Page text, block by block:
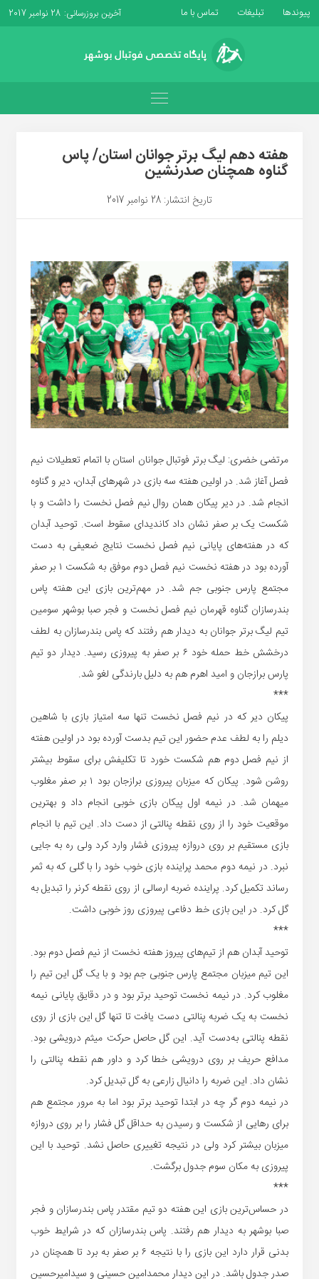
پیوندها تبلیغات تماس با ما آخرین بروزرسانی: 28 نوامبر 2017
هفته دهم لیگ برتر جوانان استان/ پاس
گناوه همچنان صدرنشین
تاریخ انتشار: 28 نوامبر 2017
مرتضی خضری: لیگ برتر فوتبال جوانان استان با اتمام تعطیلات نیم
فصل آغاز شد. در اولین هفته سه بازی در شهرهای آبدان، دیر و گناوه
انجام شد. در دیر پیکان همان روال نیم فصل نخست را داشت و با
شکست یک بر صفر نشان داد کاندیدای سقوط است. توحید آبدان
که در هفته‌های پایانی نیم فصل نخست نتایج ضعیفی به دست
آورده بود در هفته نخست نیم فصل دوم موفق به شکست ۱ بر صفر
مجتمع پارس جنوبی جم شد. در مهم‌ترین بازی این هفته پاس
بندرسازان گناوه قهرمان نیم فصل نخست و فجر صبا بوشهر سومین
تیم لیگ برتر جوانان به دیدار هم رفتند که پاس بندرسازان به لطف
درخشش خط حمله خود ۶ بر صفر به پیروزی رسید. دیدار دو تیم
پارس برازجان و امید اهرم هم به دلیل بارندگی لغو شد.
***
پیکان دیر که در نیم فصل نخست تنها سه امتیاز بازی با شاهین
دیلم را به لطف عدم حضور این تیم بدست آورده بود در اولین هفته
از نیم فصل دوم هم شکست خورد تا تکلیفش برای سقوط بیشتر
روشن شود. پیکان که میزبان پیروزی برازجان بود ۱ بر صفر مغلوب
میهمان شد. در نیمه اول پیکان بازی خوبی انجام داد و بهترین
موقعیت خود را از روی نقطه پنالتی از دست داد. این تیم با انجام
بازی مستقیم بر روی دروازه پیروزی فشار وارد کرد ولی ره به جایی
نبرد. در نیمه دوم محمد پراینده بازی خوب خود را با گلی که به ثمر
رساند تکمیل کرد. پراینده ضربه ارسالی از روی نقطه کرنر را تبدیل به
گل کرد. در این بازی خط دفاعی پیروزی روز خوبی داشت.
***
توحید آبدان هم از تیم‌های پیروز هفته نخست از نیم فصل دوم بود.
این تیم میزبان مجتمع پارس جنوبی جم بود و با یک گل این تیم را
مغلوب کرد. در نیمه نخست توحید برتر بود و در دقایق پایانی نیمه
نخست به یک ضربه پنالتی دست یافت تا تنها گل این بازی از روی
نقطه پنالتی به‌دست آید. این گل حاصل حرکت میثم درویشی بود.
مدافع حریف بر روی درویشی خطا کرد و داور هم نقطه پنالتی را
نشان داد. این ضربه را دانیال زارعی به گل تبدیل کرد.
در نیمه دوم گر چه در ابتدا توحید برتر بود اما به مرور مجتمع هم
برای رهایی از شکست و رسیدن به حداقل گل فشار را بر روی دروازه
میزبان بیشتر کرد ولی در نتیجه تغییری حاصل نشد. توحید با این
پیروزی به مکان سوم جدول برگشت.
***
در حساس‌ترین بازی این هفته دو تیم مقتدر پاس بندرسازان و فجر
صبا بوشهر به دیدار هم رفتند. پاس بندرسازان که در شرایط خوب
بدنی قرار دارد این بازی را با نتیجه ۶ بر صفر به برد تا همچنان در
صدر جدول باشد. در این دیدار محمدامین حسینی و سیدامیرحسین